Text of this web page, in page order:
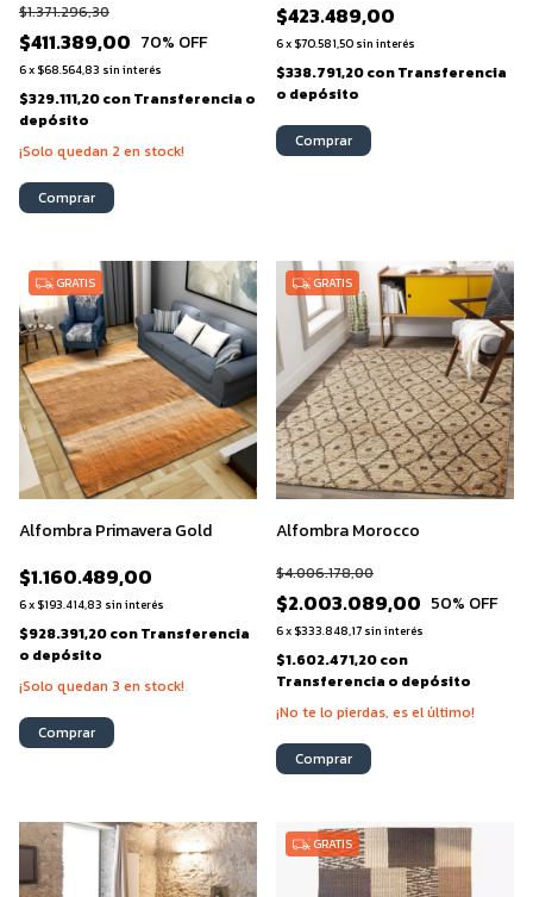
$411.389,00
$1.371.296,30
70% OFF
6x $68.564,83 sin interés
$329.111,20conTransferencia o
depósito
¡Solo quedan 2 en stock!
Comprar
$423.489,00
6x $70.581,50 sin interés
$338.791,20conTransferencia
o depósito
Comprar
GRATIS
Alfombra Primavera Gold
$1.160.489,00
6x $193.414,83 sin interés
$928.391,20conTransferencia
o depósito
¡Solo quedan 3 en stock!
Comprar
GRATIS
Alfombra Morocco
$2.003.089,00
$4.006.178,00
50% OFF
6x $333.848,17 sin interés
$1.602.471,20con
Transferencia o depósito
¡No te lo pierdas, es el último!
Comprar
GRATIS